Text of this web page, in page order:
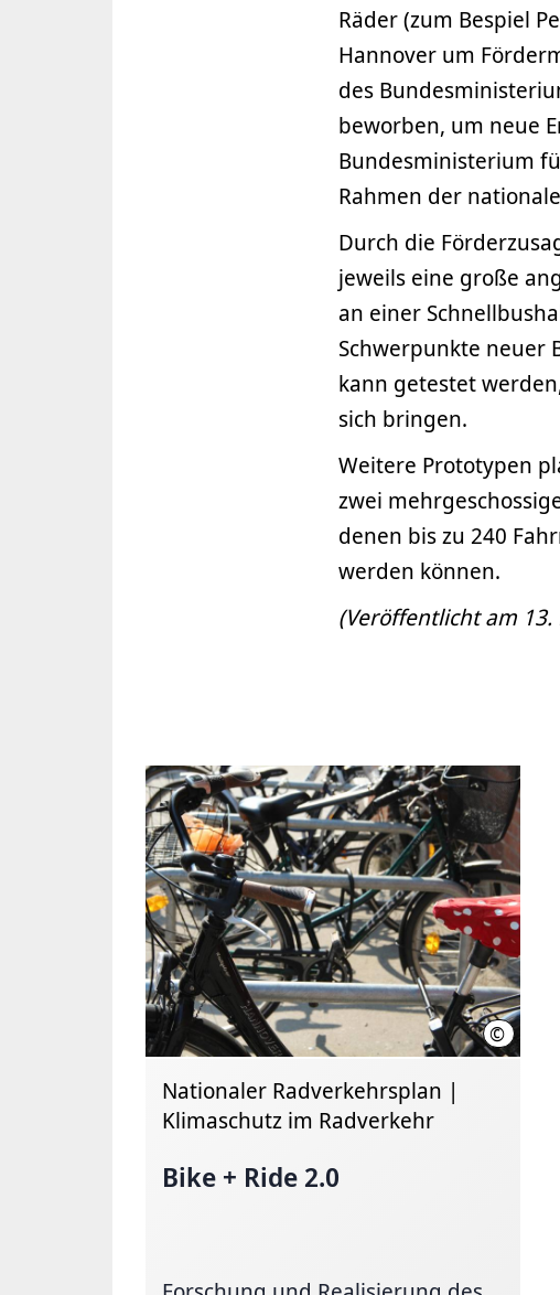
Räder (zum Bespiel
Hannover um
des
beworben, um neue
Bundesministerium
Rahmen der
Durch die
jeweils eine große
an einer
Schwerpunkte neuer
kann getestet
sich bringen.
Weitere Prototypen
zwei
denen bis zu 240
werden können.
(Veröffentlicht am 13.
© Region
Nationaler Radverkehrsplan |
Klimaschutz im Radverkehr
Bike + Ride 2.0